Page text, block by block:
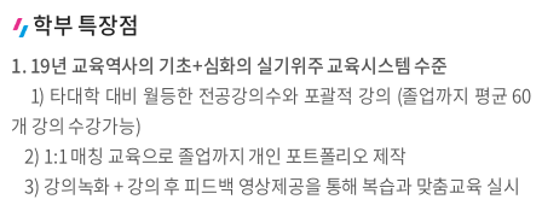
학부 특장점
1. 19년 교육역사의 기초+심화의 실기위주 교육시스템 수준
1) 타대학 대비 월등한 전공강의수와 포괄적 강의 (졸업까지 평균 60
개 강의 수강가능)
2) 1:1 매칭 교육으로 졸업까지 개인 포트폴리오 제작
3) 강의녹화 + 강의 후 피드백 영상제공을 통해 복습과 맞춤교육 실시